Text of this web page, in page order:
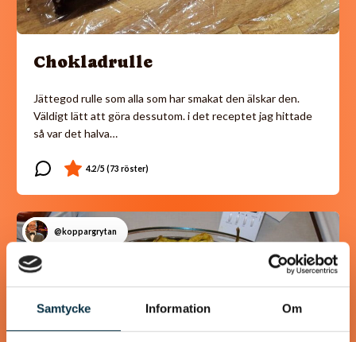
Samtycke Information Om
Chokladrulle
Jättegod rulle som alla som har smakat den älskar den.
Väldigt lätt att göra dessutom. i det receptet jag hittade
så var det halva…
@koppargrytan